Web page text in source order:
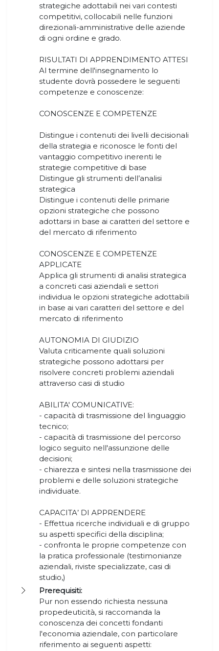
strategiche adottabili nei vari contesti
competitivi, collocabili nelle funzioni
direzionali-amministrative delle aziende
di ogni ordine e grado.
RISULTATI DI APPRENDIMENTO ATTESI
Al termine dell'insegnamento lo
studente dovrà possedere le seguenti
competenze e conoscenze:
CONOSCENZE E COMPETENZE
Distingue i contenuti dei livelli decisionali
della strategia e riconosce le fonti del
vantaggio competitivo inerenti le
strategie competitive di base
Distingue gli strumenti dell’analisi
strategica
Distingue i contenuti delle primarie
opzioni strategiche che possono
adottarsi in base ai caratteri del settore e
del mercato di riferimento
CONOSCENZE E COMPETENZE
APPLICATE
Applica gli strumenti di analisi strategica
a concreti casi aziendali e settori
individua le opzioni strategiche adottabili
in base ai vari caratteri del settore e del
mercato di riferimento
AUTONOMIA DI GIUDIZIO
Valuta criticamente quali soluzioni
strategiche possono adottarsi per
risolvere concreti problemi aziendali
attraverso casi di studio
ABILITA' COMUNICATIVE:
- capacità di trasmissione del linguaggio
tecnico;
- capacità di trasmissione del percorso
logico seguito nell'assunzione delle
decisioni;
- chiarezza e sintesi nella trasmissione dei
problemi e delle soluzioni strategiche
individuate.
CAPACITA’ DI APPRENDERE
- Effettua ricerche individuali e di gruppo
su aspetti specifici della disciplina;
- confronta le proprie competenze con
la pratica professionale (testimonianze
aziendali, riviste specializzate, casi di
studio,)
Prerequisiti:
Pur non essendo richiesta nessuna
propedeuticità, si raccomanda la
conoscenza dei concetti fondanti
l'economia aziendale, con particolare
riferimento ai seguenti aspetti: